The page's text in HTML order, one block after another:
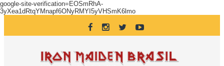
google-site-verification=EOSmRhA-
3yXea1dRtqYMnapf6ONyRMYI5yVHSmK6lmo